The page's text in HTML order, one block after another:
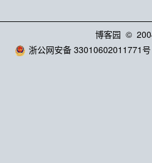
博客园 ©
浙公网安备 33010602011771号